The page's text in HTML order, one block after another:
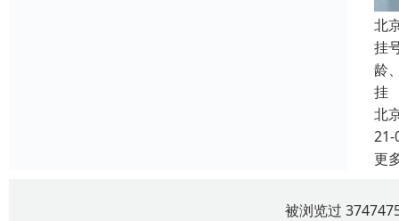
北
挂
龄
挂
北
21-
更
被浏览过